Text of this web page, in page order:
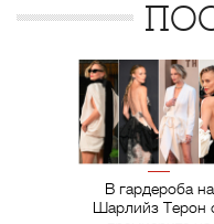
В гардероба на
Шарлийз Терон